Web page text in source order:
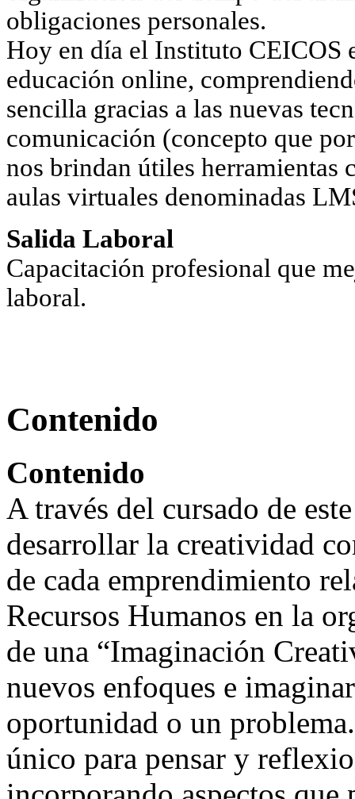
obligaciones personales.
Hoy en día el Instituto CEICOS
educación online,
sencilla gracias a las nuevas
comunicación (concepto que
nos brindan útiles herramientas
aulas virtuales denominadas
Salida Laboral
Capacitación profesional que
laboral.
Contenido
Contenido
A través del cursado de
desarrollar la creatividad
de cada emprendimiento
Recursos Humanos en la
de una “Imaginación
nuevos enfoques e
oportunidad o un
único para pensar y